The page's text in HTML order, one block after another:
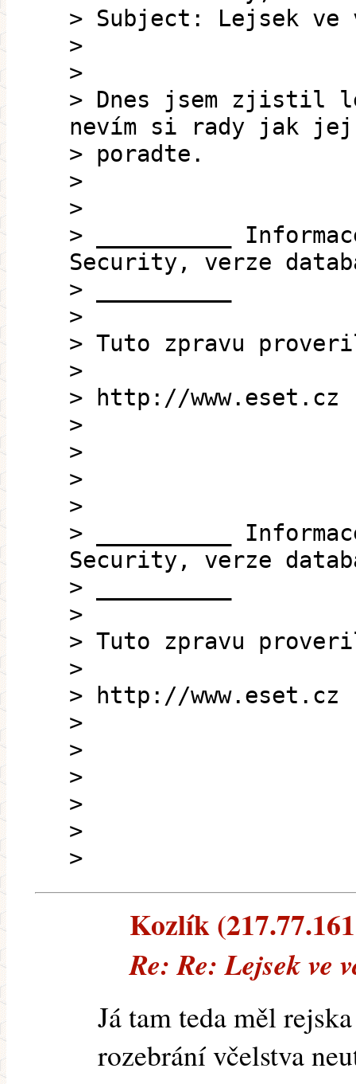
> Subject: Lejsek ve
>
>
> Dnes jsem zjistil
nevím si rady jak
> poradte.
>
>
> __________
Security, verze
> __________
>
> Tuto zpravu
>
> http://www.eset.cz
>
>
>
>
> __________
Security, verze
> __________
>
> Tuto zpravu
>
> http://www.eset.cz
>
>
>
>
>
>
Kozlík
Re: Re: Lejsek ve
Já tam teda měl
rozebrání včelstva